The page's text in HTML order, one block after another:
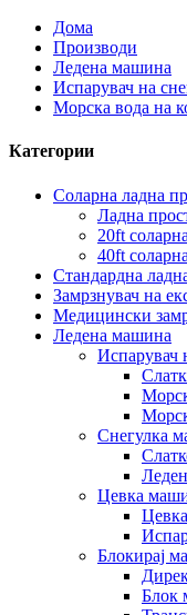
Дома
Производи
Ледена машина
Испарувач на
Морска вода на
Категории
Соларна ладна
Ладна
20ft
40ft
Стандардна
Замрзнувач на
Медицински
Ледена машина
Испарувач
Снегулка
Цевка
Блокирај
Блок